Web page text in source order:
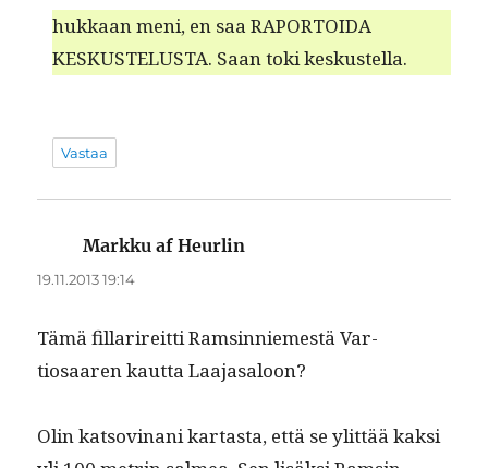
hukkaan meni, en saa RAPORTOIDA
KESKUSTELUSTA. Saan toki keskustella.
Vastaa
Markku af Heurlin
19.11.2013 19:14
Tämä fil­larire­it­ti Ram­sin­niemestä Var­
tiosaaren kaut­ta Laajasaloon?
Olin katso­v­inani kar­tas­ta, että se ylit­tää kak­si